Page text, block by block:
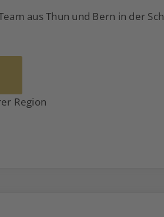
aus Thun und Bern in der
Region